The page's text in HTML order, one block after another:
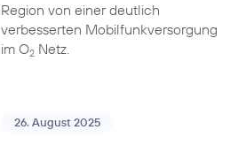
Region von einer deutlich
verbesserten Mobilfunkversorgung
im O2Netz.
26. August 2025